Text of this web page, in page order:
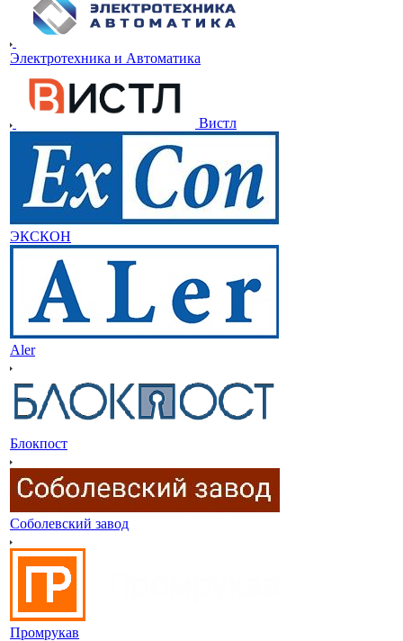
Электротехника и Автоматика
Вистл
ЭКСКОН
Aler
Блокпост
Соболевский завод
Промрукав